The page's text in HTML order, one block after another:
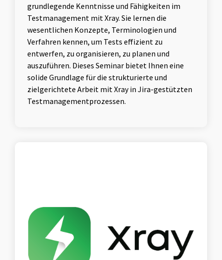
grundlegende Kenntnisse und Fähigkeiten im
Testmanagement mit Xray. Sie lernen die
wesentlichen Konzepte, Terminologien und
Verfahren kennen, um Tests effizient zu
entwerfen, zu organisieren, zu planen und
auszuführen. Dieses Seminar bietet Ihnen eine
solide Grundlage für die strukturierte und
zielgerichtete Arbeit mit Xray in Jira-gestützten
Testmanagementprozessen.